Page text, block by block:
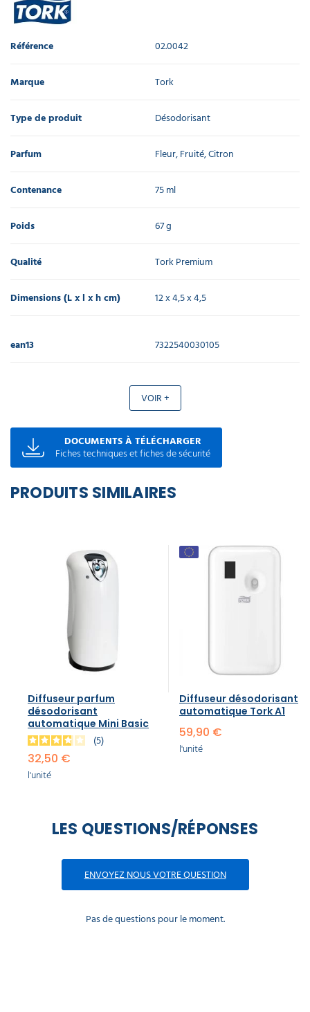
Référence 02.0042
Marque Tork
Type de produit Désodorisant
Parfum Fleur, Fruité, Citron
Contenance 75 ml
Poids 67 g
Qualité Tork Premium
Dimensions (L x l x h cm) 12 x 4,5 x 4,5
ean13 7322540030105
VOIR +
DOCUMENTS À TÉLÉCHARGER
Fiches techniques et fiches de sécurité
PRODUITS SIMILAIRES
Diffuseur parfum
désodorisant
automatique Mini Basic
5
32,50 €
l'unité
Diffuseur désodorisant
automatique​ Tork A1
59,90 €
l'unité
LES QUESTIONS/RÉPONSES
ENVOYEZ NOUS VOTRE QUESTION
Pas de questions pour le moment.